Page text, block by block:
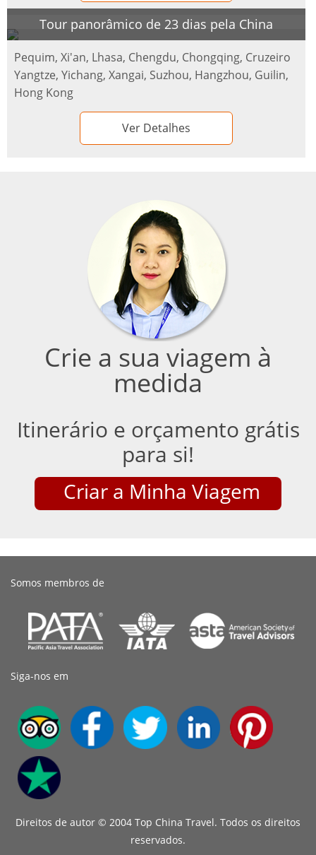
Tour panorâmico de 23 dias pela China
Pequim, Xi'an, Lhasa, Chengdu, Chongqing, Cruzeiro
Yangtze, Yichang, Xangai, Suzhou, Hangzhou, Guilin,
Hong Kong
Ver Detalhes
Crie a sua viagem à
medida
Itinerário e orçamento grátis
para si!
Criar a Minha Viagem
Somos membros de
Siga-nos em
Direitos de autor © 2004 Top China Travel. Todos os direitos
reservados.